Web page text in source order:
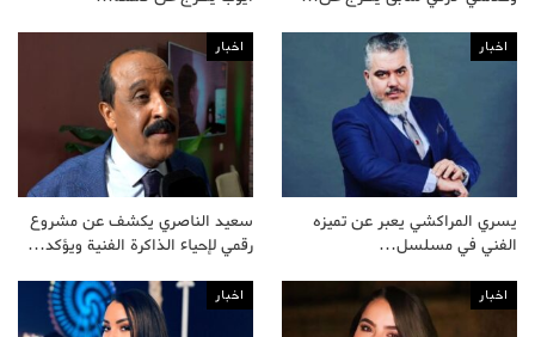
اخبار
يسري المراكشي يعبر عن تميزه
الفني في مسلسل…
اخبار
سعيد الناصري يكشف عن مشروع
رقمي لإحياء الذاكرة الفنية ويؤكد…
اخبار اخبار